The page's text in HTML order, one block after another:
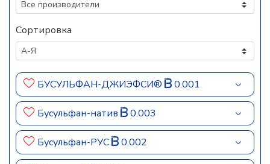
Сортировка
БУСУЛЬФАН-ДЖИЭФСИ® 0.001
Бусульфан-натив 0.003
Бусульфан-РУС 0.002